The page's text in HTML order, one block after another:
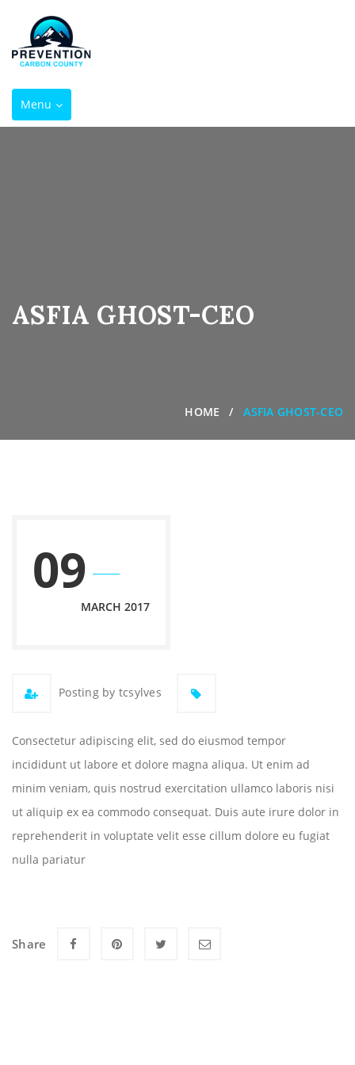
Toggle
navigation
Menu
ASFIA GHOST-CEO
HOME ASFIA GHOST-CEO
09
MARCH 2017
Posting by tcsylves
Consectetur adipiscing elit, sed do eiusmod tempor
incididunt ut labore et dolore magna aliqua. Ut enim ad
minim veniam, quis nostrud exercitation ullamco laboris nisi
ut aliquip ex ea commodo consequat. Duis aute irure dolor in
reprehenderit in voluptate velit esse cillum dolore eu fugiat
nulla pariatur
Share